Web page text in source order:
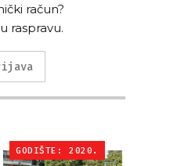
račun?
raspravu.
GODIŠTE: 2020.